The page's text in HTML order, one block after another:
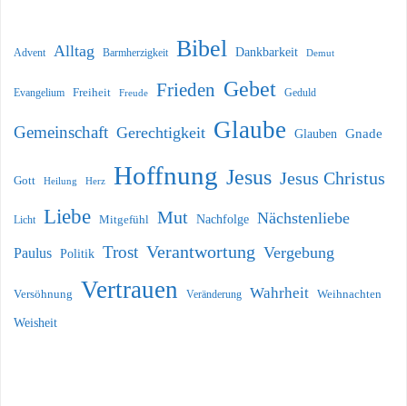
Advent Alltag Barmherzigkeit Bibel Dankbarkeit Demut
Evangelium Freiheit Freude Frieden Gebet Geduld
Gemeinschaft Gerechtigkeit Glaube Glauben Gnade
Gott Heilung Herz Hoffnung Jesus Jesus Christus
Licht Liebe Mitgefühl Mut Nachfolge Nächstenliebe
Paulus Politik Trost Verantwortung Vergebung
Versöhnung Vertrauen Veränderung Wahrheit Weihnachten
Weisheit